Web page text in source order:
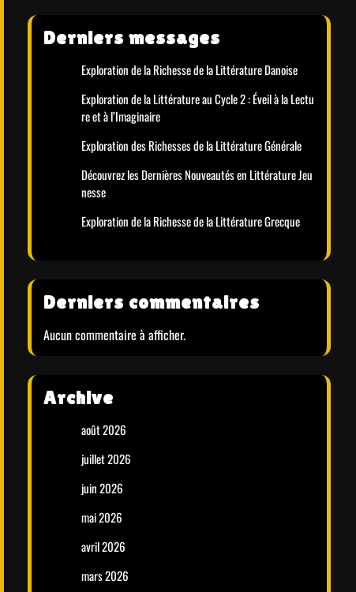
Derniers messages
Exploration de la Richesse de la Littérature Danoise
Exploration de la Littérature au Cycle 2 : Éveil à la Lectu
re et à l’Imaginaire
Exploration des Richesses de la Littérature Générale
Découvrez les Dernières Nouveautés en Littérature Jeu
nesse
Exploration de la Richesse de la Littérature Grecque
Derniers commentaires
Aucun commentaire à afficher.
Archive
août 2026
juillet 2026
juin 2026
mai 2026
avril 2026
mars 2026